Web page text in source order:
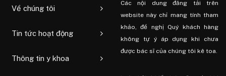
Về chúng tôi
Tin tức hoạt động
Thông tin y khoa
Các nội dung đăng tải trên
website này chỉ mang tính tham
khảo, đề nghị Quý khách hàng
không tự ý áp dụng khi chưa
được bác sĩ của chúng tôi kê toa.